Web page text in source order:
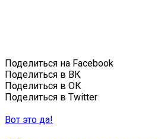
Поделиться на Facebook
Поделиться в ВК
Поделиться в ОК
Поделиться в Twitter
Вот это да!